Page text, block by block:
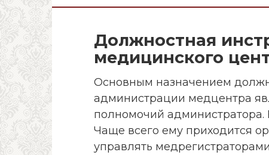
Должностная
медицинского
Основным назначением
администрации медцентра
полномочий администратора.
Чаще всего ему приходится
управлять